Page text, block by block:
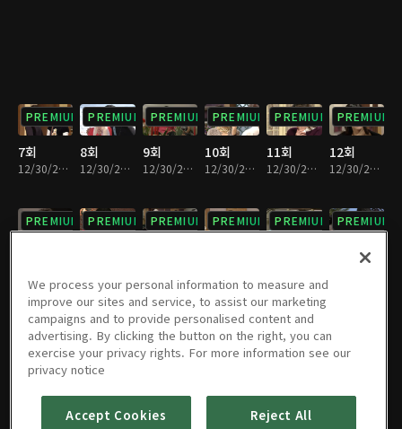
PREMIUM
7회
12/30/2022 • 36분
PREMIUM
8회
12/30/2022 • 37분
PREMIUM
9회
12/30/2022 • 37분
PREMIUM
10회
12/30/2022 • 36분
PREMIUM
11회
12/30/2022 • 36분
PREMIUM
12회
12/30/2022 • 36분
PREMIUM PREMIUM PREMIUM PREMIUM PREMIUM PREMIUM
PREMIUM
19회
12/30/2022 • 34분
PREMIUM
20회
PREMIUM
21회
PREMIUM
22회
PREMIUM
23회 24회
We process your personal information to measure and
improve our sites and service, to assist our marketing
campaigns and to provide personalised content and
advertising. By clicking the button on the right, you can
exercise your privacy rights. For more information see our
privacy notice
Accept Cookies Reject All